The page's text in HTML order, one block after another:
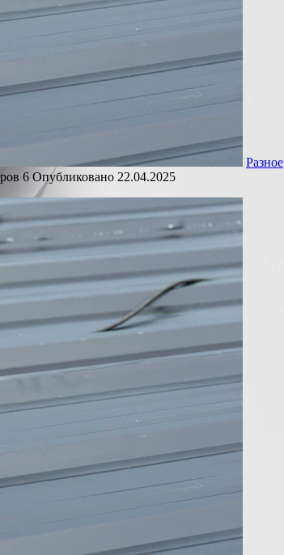
Разное
6 Опубликовано 22.04.2025